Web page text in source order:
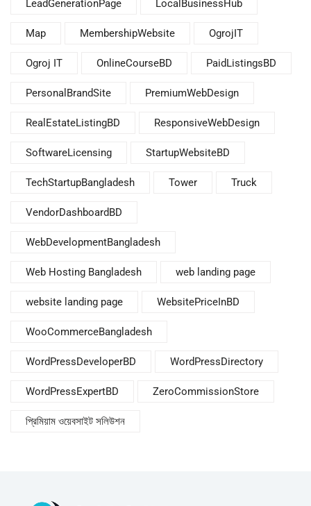
LeadGenerationPage LocalBusinessHub
Map MembershipWebsite OgrojIT
Ogroj IT OnlineCourseBD PaidListingsBD
PersonalBrandSite PremiumWebDesign
RealEstateListingBD ResponsiveWebDesign
SoftwareLicensing StartupWebsiteBD
TechStartupBangladesh Tower Truck
VendorDashboardBD
WebDevelopmentBangladesh
Web Hosting Bangladesh web landing page
website landing page WebsitePriceInBD
WooCommerceBangladesh
WordPressDeveloperBD WordPressDirectory
WordPressExpertBD ZeroCommissionStore
প্রিমিয়াম ওয়েবসাইট সলিউশন